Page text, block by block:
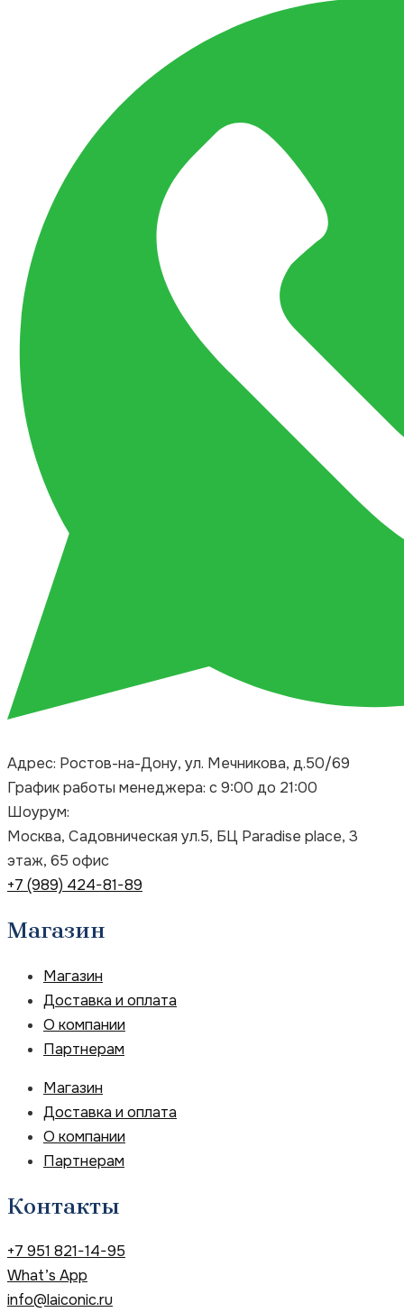
Адрес: Ростов-на-Дону, ул. Мечникова, д.50/69
График работы менеджера: с 9:00 до 21:00
Шоурум:
Москва, Садовническая ул.5, БЦ Paradise place, 3
этаж, 65 офис
+7 (989) 424-81-89
Магазин
Магазин
Доставка и оплата
О компании
Партнерам
Магазин
Доставка и оплата
О компании
Партнерам
Контакты
+7 951 821-14-95
What’s App
info@laiconic.ru